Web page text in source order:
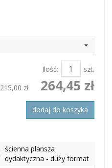
Ilość:
szt.
215,00 zł 264,45 zł
dodaj do koszyka
ścienna plansza
dydaktyczna - duży format